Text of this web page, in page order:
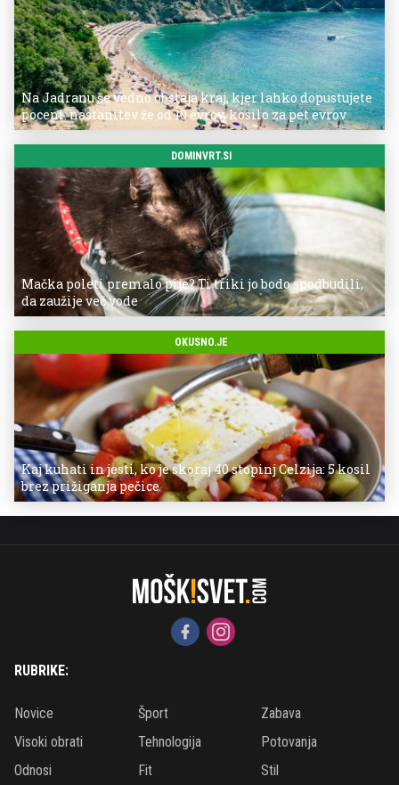
Na Jadranu še vedno obstaja kraj, kjer lahko dopustujete
poceni: nastanitev že od 10 evrov, kosilo za pet evrov
DOMINVRT.SI
Mačka poleti premalo pije? Ti triki jo bodo spodbudili,
da zaužije več vode
OKUSNO.JE
Kaj kuhati in jesti, ko je skoraj 40 stopinj Celzija: 5 kosil
brez prižiganja pečice
RUBRIKE:
Novice Šport
Zabava
Visoki obrati
Tehnologija
Potovanja
Odnosi
Fit Stil